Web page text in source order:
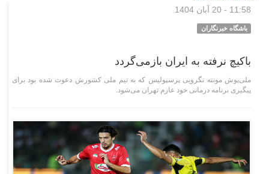
11:58 - 20 آبان 1404
باشگاه خبرنگاران
باکیچ نرفته به ایران بازمی‌گردد
ملی‌پوش مونته نگرویی پرسپولیس که به تیم ملی کشورش دعوت شده بود برای
پیگیری برنامه درمانی خود عازم تهران می‌شود.